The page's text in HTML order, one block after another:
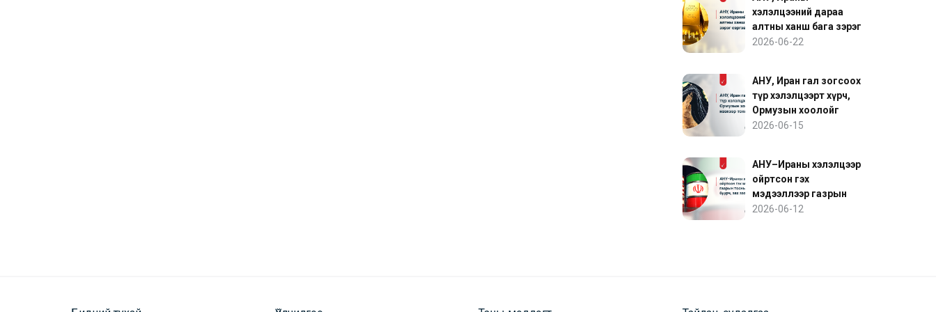
хэлэлцээний дараа
алтны ханш бага зэрэг
сэргэв
2026-06-22
АНУ, Иран гал зогсоох
түр хэлэлцээрт хүрч,
Ормузын хоолойг
нээхээр тохиролцов
2026-06-15
АНУ–Ираны хэлэлцээр
ойртсон гэх
мэдээллээр газрын
тосны үнэ буурч, зах
2026-06-12